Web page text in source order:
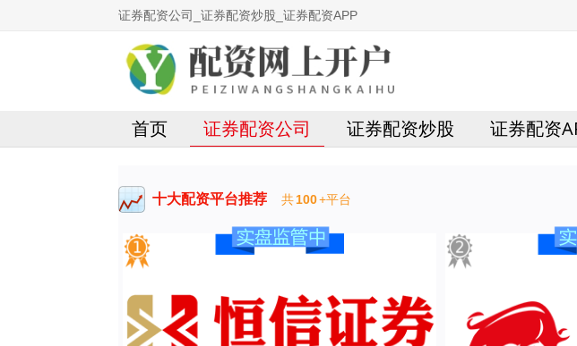
证券配资公司_证券配资炒股_证券配资APP
首页 证券配资公司 证券配资炒股 证券配资
十大配资平台推荐 共100+平台